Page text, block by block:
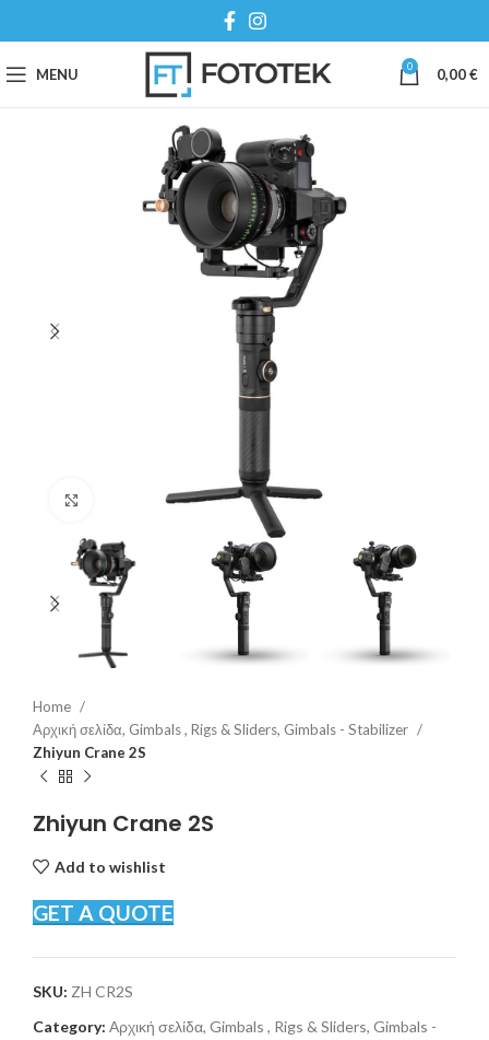
MENU 0 0,00€
Click to enlarge
Home
Αρχική σελίδα, Gimbals , Rigs & Sliders, Gimbals - Stabilizer
Zhiyun Crane 2S
Zhiyun Crane 2S
Add to wishlist
GET A QUOTE
SKU: ZH CR2S
Category: Αρχική σελίδα, Gimbals , Rigs & Sliders, Gimbals -